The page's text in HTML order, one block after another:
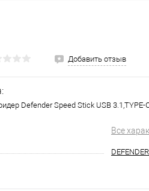
Добавить отзыв
Defender Speed Stick USB
Все
DEFENDER